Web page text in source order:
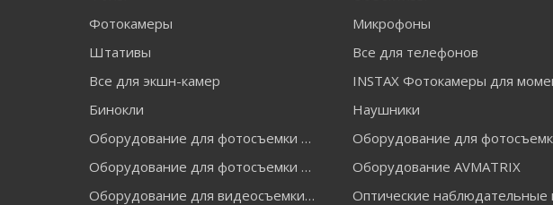
Фотокамеры
Микрофоны
Штативы
Все для телефонов
Все для экшн-камер
Бинокли
Наушники
Оборудование для фотосъемки FALCON EYES
Оборудование для фотосъемки GRIFON
Оборудование AVMATRIX
Оборудование для видеосъемки GREENBEAN